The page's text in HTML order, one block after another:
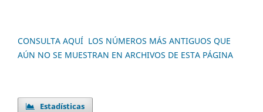
CONSULTA AQUÍ LOS NÚMEROS MÁS ANTIGUOS QUE
AÚN NO SE MUESTRAN EN ARCHIVOS DE ESTA PÁGINA
Estadísticas